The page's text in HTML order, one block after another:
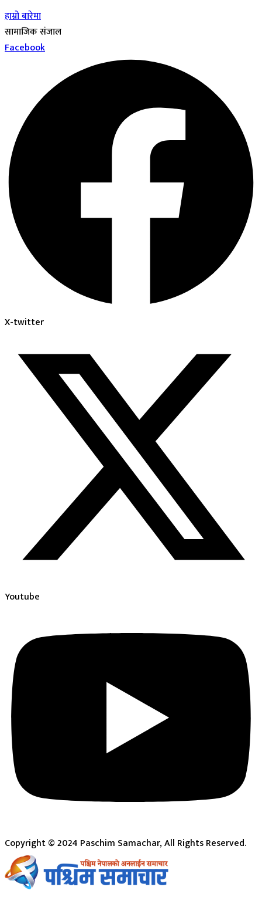
हाम्रो बारेमा
सामाजिक संजाल
Facebook
X-twitter
Youtube
Copyright © 2024 Paschim Samachar, All Rights Reserved.